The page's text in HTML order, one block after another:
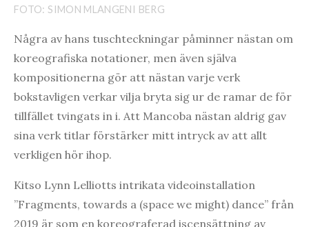
FOTO: SIMON MLANGENI BERG
Några av hans tuschteckningar påminner nästan om
koreografiska notationer, men även själva
kompositionerna gör att nästan varje verk
bokstavligen verkar vilja bryta sig ur de ramar de för
tillfället tvingats in i. Att Mancoba nästan aldrig gav
sina verk titlar förstärker mitt intryck av att allt
verkligen hör ihop.
Kitso Lynn Lelliotts intrikata videoinstallation
”Fragments, towards a (space we might) dance” från
2019 är som en koreograferad iscensättning av